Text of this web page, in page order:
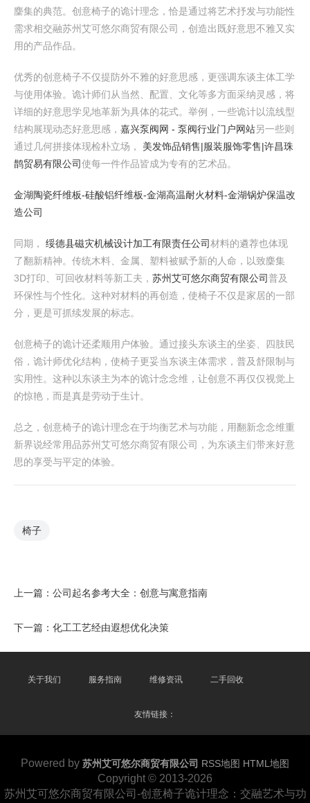
麇集的典范。创意椅子的诡计理念，恰是通过将艺术抒发与功能性
需求相交融苏州艾可悠尔商贸有限公司，创造出既好意思不雅又实
用的产品作品。
优秀的创意椅子不仅提防外不雅的好意思感，更强调东谈主体工学
与使用体验。诡计师们从当然、配置、文化等多方面采纳灵感，将
详细的好意思学见地革新为具体的花式。举例，一些诡计以流线型
结构展现动态好意思感， 嘉兴泵阀网 - 泵阀行业门户网站另一些则
通过几何拼接体现检朴立场， 美发饰品销售|服装服饰零售|许昌珠
鹊贸易有限公司使每一件作品皆成为专有的艺术品。
金湖陶瓷纤维板-硅酸铝纤维板-金湖高温耐火材料-金湖锅炉保温改
造公司
同期， 绥德县磁灾机械设计加工有限责任公司材料的遴荐也体现
了翻新精神。传统木料、金属、塑料被赋予新的人命，以致麇集
3D打印、可回收材料等新工夫， 苏州艾可悠尔商贸有限公司普及
环保性与个性化。这种对材料的再创造，使椅子不仅是家居的一部
分，更是可抓续发展的标志。
创意椅子的诡计还柔顺用户体验。通过接头东谈主的坐姿、四肢民
俗，诡计师优化结构，使椅子更妥当东谈主体需求，普及舒限制与
实用性。这种以东谈主为本的诡计念念维，让创意不再仅仅视觉上
的惊艳，而是真是劳动于生计。
总之，创意椅子的诡计理念在于均衡艺术与功能，用翻新念念维重
新界说经常用品苏州艾可悠尔商贸有限公司，为东谈主们带来好意
思的享受与平定的体验。
椅子
上一篇： 公司起名参考大全：创意与寓意指南
下一篇： 化工工艺经由遐想优化决策
关于我们 服务指南 维修资讯 二手回收
友情链接：
Powered by 苏州艾可悠尔商贸有限公司 RSS地图 HTML地图
Copyright © 2013-2026
苏州艾可悠尔商贸有限公司-创意椅子诡计理念：交融艺术与功